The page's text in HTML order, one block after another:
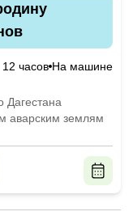
12 часов На машине
Дагестана
аварским землям